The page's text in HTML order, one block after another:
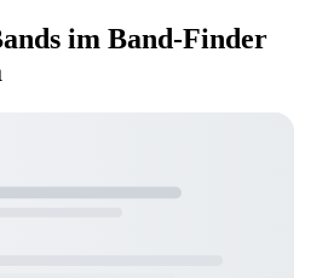
im Band-Finder